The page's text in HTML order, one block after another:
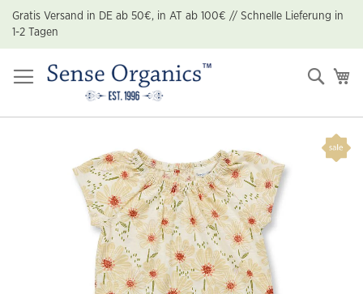
Zum
Inhalt
springen
Gratis Versand in DE ab 50€, in AT ab 100€ // Schnelle Lieferung in
1-2 Tagen
Suche